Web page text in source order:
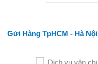
Gửi Hàng TpHCM - Hà Nội